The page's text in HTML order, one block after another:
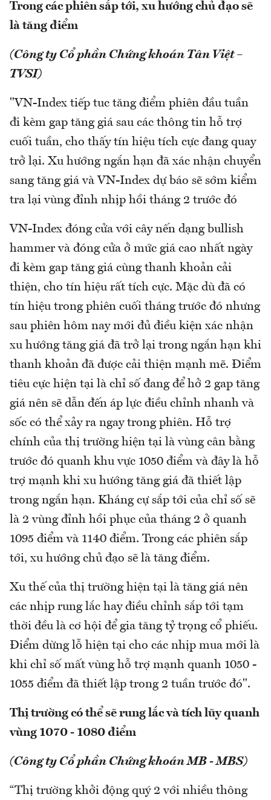
Trong các phiên sắp tới, xu hướng chủ đạo sẽ
là tăng điểm
(Công ty Cổ phần Chứng khoán Tân Việt –
TVSI)
"VN-Index tiếp tuc tăng điểm phiên đầu tuần
đi kèm gap tăng giá sau các thông tin hỗ trợ
cuối tuần, cho thấy tín hiệu tích cực đang quay
trở lại. Xu hướng ngắn hạn đã xác nhận chuyển
sang tăng giá và VN-Index dự báo sẽ sớm kiểm
tra lại vùng đỉnh nhịp hồi tháng 2 trước đó
VN-Index đóng cửa với cây nến dạng bullish
hammer và đóng cửa ở mức giá cao nhất ngày
đi kèm gap tăng giá cùng thanh khoản cải
thiện, cho tín hiệu rất tích cực. Mặc dù đã có
tín hiệu trong phiên cuối tháng trước đó nhưng
sau phiên hôm nay mới đủ điều kiện xác nhận
xu hướng tăng giá đã trở lại trong ngắn hạn khi
thanh khoản đã được cải thiện mạnh mẽ. Điểm
tiêu cực hiện tại là chỉ số đang để hở 2 gap tăng
giá nên sẽ dẫn đến áp lực điều chỉnh nhanh và
sốc có thể xảy ra ngay trong phiên. Hỗ trợ
chính của thị trường hiện tại là vùng cân bằng
trước đó quanh khu vực 1050 điểm và đây là hỗ
trợ mạnh khi xu hướng tăng giá đã thiết lập
trong ngắn hạn. Kháng cự sắp tới của chỉ số sẽ
là 2 vùng đỉnh hồi phục của tháng 2 ở quanh
1095 điểm và 1140 điểm. Trong các phiên sắp
tới, xu hướng chủ đạo sẽ là tăng điểm.
Xu thế của thị trường hiện tại là tăng giá nên
các nhịp rung lắc hay điều chỉnh sắp tới tạm
thời đều là cơ hội để gia tăng tỷ trọng cổ phiếu.
Điểm dừng lỗ hiện tại cho các nhịp mua mới là
khi chỉ số mất vùng hỗ trợ mạnh quanh 1050 -
1055 điểm đã thiết lập trong 2 tuần trước đó".
Thị trường có thể sẽ rung lắc và tích lũy quanh
vùng 1070 - 1080 điểm
(Công ty Cổ phần Chứng khoán MB - MBS)
“Thị trường khởi động quý 2 với nhiều thông